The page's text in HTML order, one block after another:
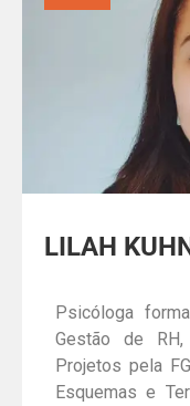
LILAH
Psicóloga
Gestão de
Projetos pela
Esquemas e